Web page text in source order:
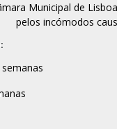
Municipal de
pelos incómodos